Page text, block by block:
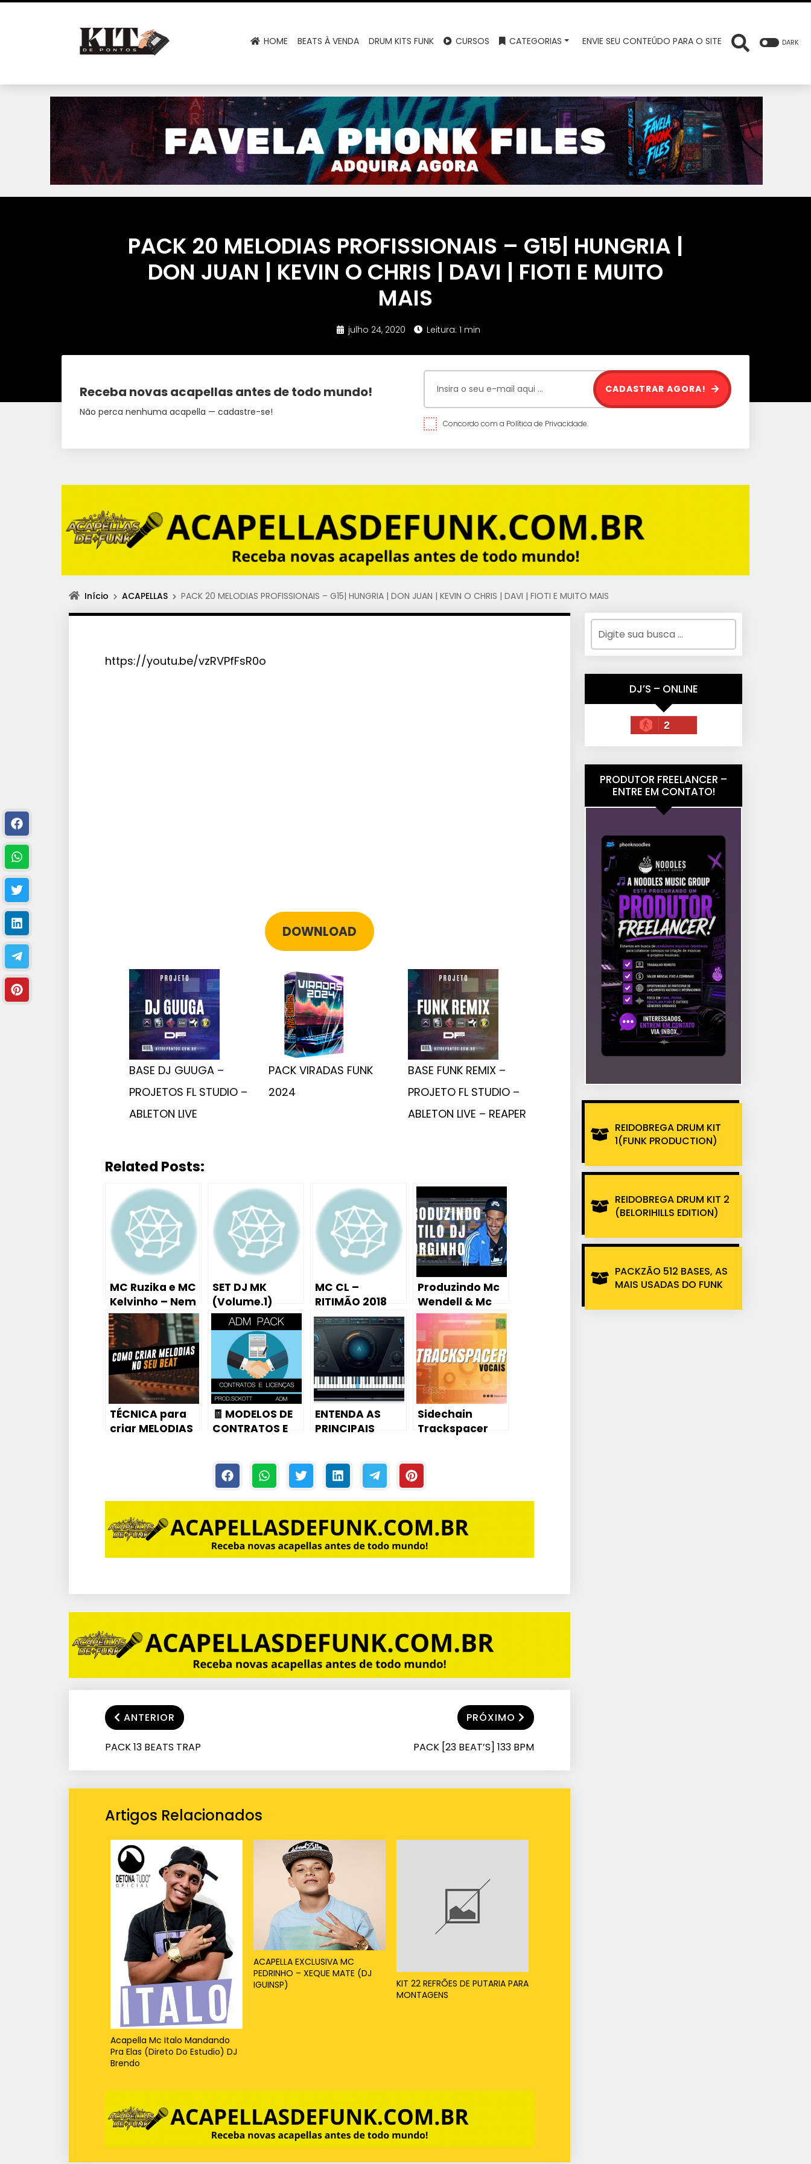
HOME BEATS À VENDA DRUM KITS FUNK CURSOS CATEGORIAS ENVIE SEU CONTEÚDO PARA O SITE DARK
PACK 20 MELODIAS PROFISSIONAIS – G15| HUNGRIA |
DON JUAN | KEVIN O CHRIS | DAVI | FIOTI E MUITO
MAIS
julho 24, 2020 Leitura: 1 min
Receba novas acapellas antes de todo mundo!
Não perca nenhuma acapella — cadastre-se!
Concordo com a Política de Privacidade.
CADASTRAR AGORA!
Início ACAPELLAS PACK 20 MELODIAS PROFISSIONAIS – G15| HUNGRIA | DON JUAN | KEVIN O CHRIS | DAVI | FIOTI E MUITO MAIS
https://youtu.be/vzRVPfFsR0o
DOWNLOAD
BASE DJ GUUGA –
PROJETOS FL STUDIO –
ABLETON LIVE
PACK VIRADAS FUNK
2024
BASE FUNK REMIX –
PROJETO FL STUDIO –
ABLETON LIVE – REAPER
Related Posts:
MC Ruzika e MC
Kelvinho – Nem
Aí pra Nada (
Tutorial Aula
Piano / Teclado
)
SET DJ MK
(Volume.1)
MC CL –
RITIMÃO 2018
PROD.
KITDEPONTOS
Produzindo Mc
Wendell & Mc
Renanzinho –
Nem Tenta 2 (Dj
Thoka ao Vivo)
– Produção ao
Vivo no
ABLETON LIVE
TÉCNICA para
criar MELODIAS
🧾 MODELOS DE
CONTRATOS E
BEATS 💲
ENTENDA AS
PRINCIPAIS
FORMA SIMPLES
Sidechain
Trackspacer
#edição #trac
kspacer
ANTERIOR
PACK 13 BEATS TRAP
PRÓXIMO
PACK [23 BEAT’S] 133 BPM
Artigos Relacionados
Acapella Mc Italo Mandando
Pra Elas (Direto Do Estudio) DJ
Brendo
ACAPELLA EXCLUSIVA MC
PEDRINHO – XEQUE MATE (DJ
IGUINSP)
KIT 22 REFRÕES DE PUTARIA PARA
MONTAGENS
DJ’S – ONLINE
2
PRODUTOR FREELANCER –
ENTRE EM CONTATO!
REIDOBREGA DRUM KIT
1(FUNK PRODUCTION)
REIDOBREGA DRUM KIT 2
(BELORIHILLS EDITION)
PACKZÃO 512 BASES, AS
MAIS USADAS DO FUNK